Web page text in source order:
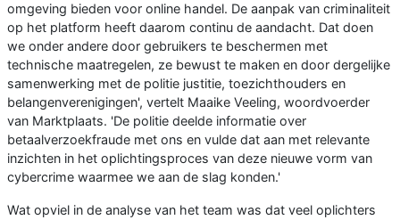
omgeving bieden voor online handel. De aanpak van criminaliteit
op het platform heeft daarom continu de aandacht. Dat doen
we onder andere door gebruikers te beschermen met
technische maatregelen, ze bewust te maken en door dergelijke
samenwerking met de politie justitie, toezichthouders en
belangenverenigingen', vertelt Maaike Veeling, woordvoerder
van Marktplaats. 'De politie deelde informatie over
betaalverzoekfraude met ons en vulde dat aan met relevante
inzichten in het oplichtingsproces van deze nieuwe vorm van
cybercrime waarmee we aan de slag konden.'
Wat opviel in de analyse van het team was dat veel oplichters